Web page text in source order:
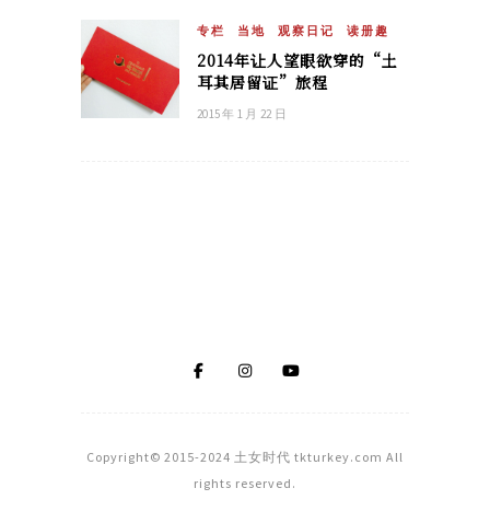
专栏 当地 观察日记 读册趣
2014年让人望眼欲穿的“土
耳其居留证”旅程
2015 年 1 月 22 日
Copyright© 2015-2024 土女时代 tkturkey.com All
rights reserved.